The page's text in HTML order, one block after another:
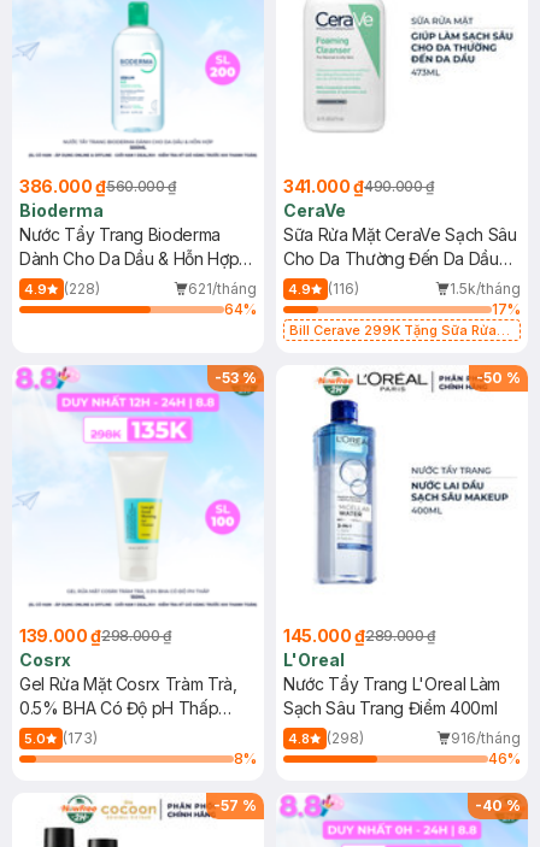
386.000 ₫560.000 ₫
Bioderma
Nước Tẩy Trang Bioderma
Dành Cho Da Dầu & Hỗn Hợp
500ml
4.9 (228)
621/tháng
64%
341.000 ₫490.000 ₫
CeraVe
Sữa Rửa Mặt CeraVe Sạch Sâu
Cho Da Thường Đến Da Dầu
473ml
4.9 (116)
1.5k/tháng
17%
Bill Cerave 299K Tặng Sữa Rửa
-53%
139.000 ₫298.000 ₫
Cosrx
Gel Rửa Mặt Cosrx Tràm Trà,
0.5% BHA Có Độ pH Thấp
150ml
5.0
(173)
8%
-50 %
145.000 ₫289.000 ₫
L'Oreal
Nước Tẩy Trang L'Oreal Làm
Sạch Sâu Trang Điểm 400ml
4.8 (298)
916/tháng
46%
-57 % -40%